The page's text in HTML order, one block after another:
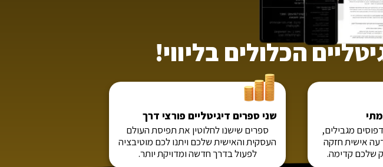
הכלולים בליווי!
מגבילים,
אישית חזקה
שלכם קדימה.
שני ספרים דיגיטליים פורצי דרך
ספרים שישנו לחלוטין את תפיסת העולם
העסקית והאישית שלכם ויתנו לכם מוטיבציה
לפעול בדרך חדשה ומדויקת יותר.